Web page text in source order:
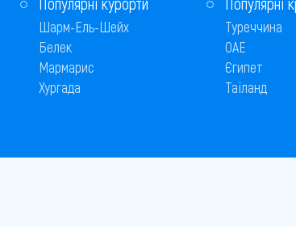
Шарм-Ель-Шейх
Белек
Мармарис
Хургада
Туреччина
ОАЕ
Єгипет
Таїланд